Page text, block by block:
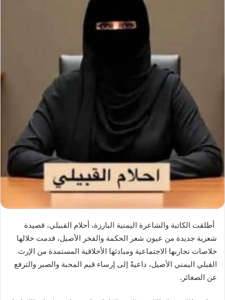
أطلقت الكاتبة والشاعرة اليمنية البارزة، أحلام القبيلي، قصيدة
شعرية جديدة من عيون شعر الحكمة والفخر الأصیل، قدمت خلالها
خلاصات تجاربها الاجتماعية ومبادئها الأخلاقية المستمدة من الإرث
القبلي اليمني الأصيل، داعيةً إلى إرساء قيم المحبة والصبر والترفع
عن الصغائر.